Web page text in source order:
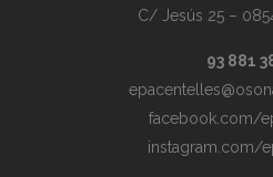
C/ Jesús 25 –
93 881
facebook.com/
instagram.com/